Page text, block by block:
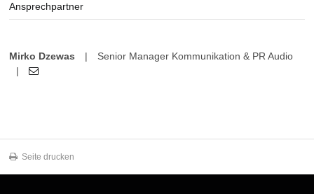
Ansprechpartner
Mirko Dzewas |
Senior Manager Kommunikation & PR Audio
|
Seite drucken